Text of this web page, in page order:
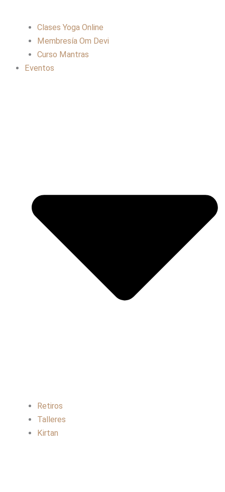
Clases Yoga Online
Membresía Om Devi
Curso Mantras
Eventos
Retiros
Talleres
Kirtan